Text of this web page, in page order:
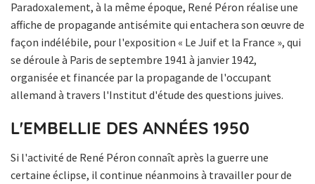
Paradoxalement, à la même époque, René Péron réalise une
affiche de propagande antisémite qui entachera son œuvre de
façon indélébile, pour l'exposition « Le Juif et la France », qui
se déroule à Paris de septembre 1941 à janvier 1942,
organisée et financée par la propagande de l'occupant
allemand à travers l'Institut d'étude des questions juives.
L'EMBELLIE DES ANNÉES 1950
Si l'activité de René Péron connaît après la guerre une
certaine éclipse, il continue néanmoins à travailler pour de